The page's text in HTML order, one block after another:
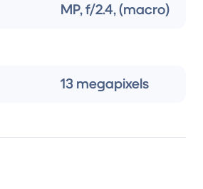
MP, f/2.4, (macro)
13 megapixels